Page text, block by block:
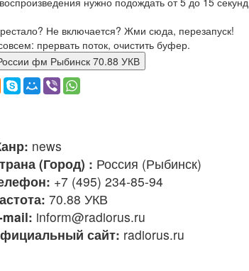
Не включается? Жми сюда, перезапуск!
прервать поток, очистить буфер.
Отзывы о России фм Рыбинск 70.88 УКВ
news
(Город) : Россия (Рыбинск)
+7 (495) 234-85-94
70.88 УКВ
mail: inform@radiorus.ru
сайт: radiorus.ru